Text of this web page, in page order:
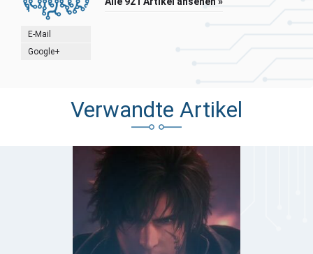
E-Mail
Google+
Verwandte Artikel